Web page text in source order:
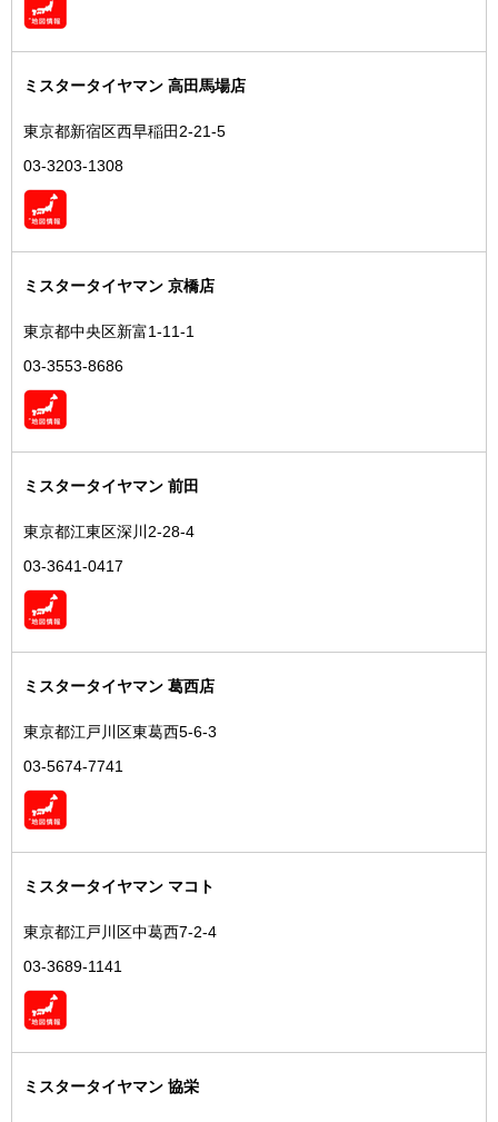
ミスタータイヤマン 高田馬場店
東京都新宿区西早稲田2-21-5
03-3203-1308
ミスタータイヤマン 京橋店
東京都中央区新富1-11-1
03-3553-8686
ミスタータイヤマン 前田
東京都江東区深川2-28-4
03-3641-0417
ミスタータイヤマン 葛西店
東京都江戸川区東葛西5-6-3
03-5674-7741
ミスタータイヤマン マコト
東京都江戸川区中葛西7-2-4
03-3689-1141
ミスタータイヤマン 協栄